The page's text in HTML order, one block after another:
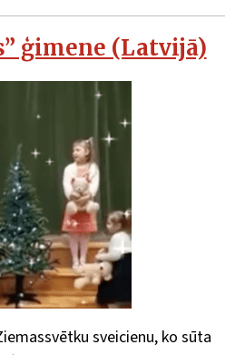
ģimene (Latvijā)
sveicienu, ko sūta